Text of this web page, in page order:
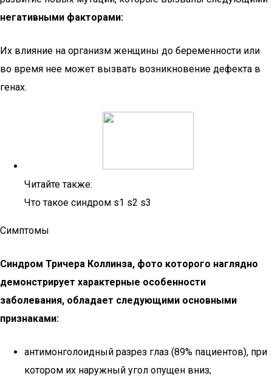
негативными факторами:
Их влияние на организм женщины до беременности или
во время нее может вызвать возникновение дефекта в
генах.
Читайте также:
Что такое синдром s1 s2 s3
Симптомы
Синдром Тричера Коллинза, фото которого наглядно
демонстрирует характерные особенности
заболевания, обладает следующими основными
признаками:
антимонголоидный разрез глаз (89% пациентов), при
котором их наружный угол опущен вниз;